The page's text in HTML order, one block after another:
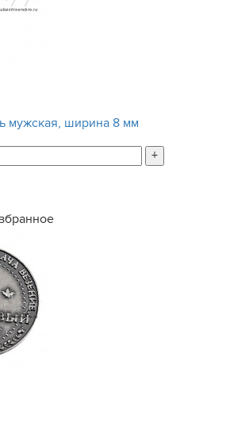
мужская, ширина 8 мм
+